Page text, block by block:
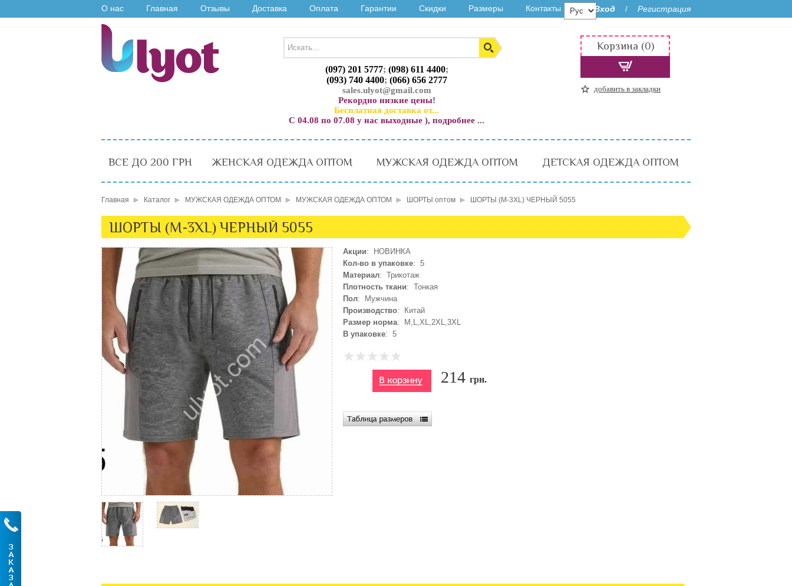
О нас Главная Отзывы Доставка Оплата Гарантии Скидки Размеры Контакты Вход / Регистрация
(097) 201 5777; (098) 611 4400;
(093) 740 4400; (066) 656 2777
sales.ulyot@gmail.com
Рекордно низкие цены!
Бесплатная доставка от...
С 04.08 по 07.08 у нас выходные ), подробнее ...
Корзина (0)
добавить в закладки
ВСЕ ДО 200 ГРН ЖЕНСКАЯ ОДЕЖДА ОПТОМ МУЖСКАЯ ОДЕЖДА ОПТОМ ДЕТСКАЯ ОДЕЖДА ОПТОМ
Главная Каталог МУЖСКАЯ ОДЕЖДА ОПТОМ МУЖСКАЯ ОДЕЖДА ОПТОМ ШОРТЫ оптом ШОРТЫ (M-3XL) ЧЕРНЫЙ 5055
ШОРТЫ (M-3XL) ЧЕРНЫЙ 5055
Акции: НОВИНКА
Кол-во в упаковке: 5
Материал: Трикотаж
Плотность ткани: Тонкая
Пол: Мужчина
Производство: Китай
Размер норма: M,L,XL,2XL,3XL
В упаковке: 5
214 грн.